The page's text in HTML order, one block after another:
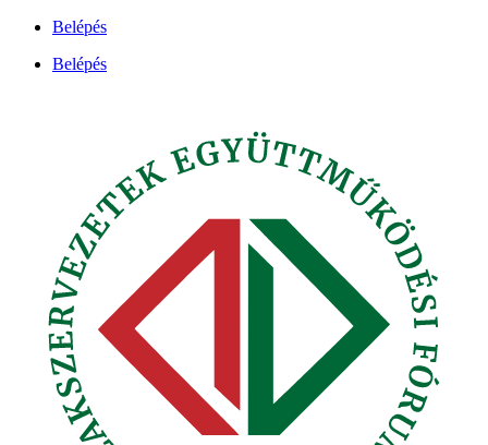
Ugrás
tartalomhoz
Belépés
Belépés